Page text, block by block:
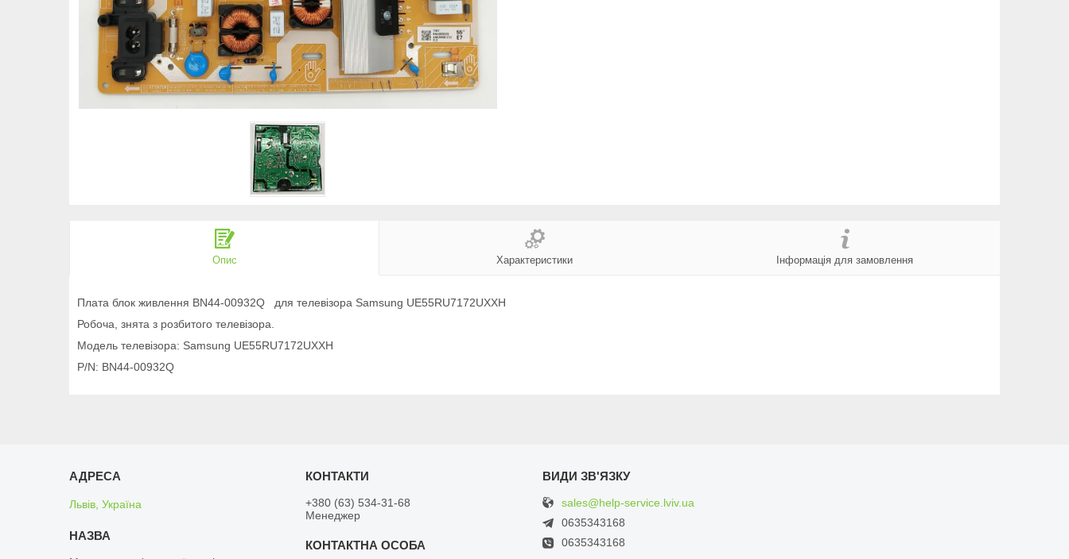
Опис Характеристики Інформація для замовлення
Плата блок живлення BN44-00932Q для телевізора Samsung UE55RU7172UXXH
Робоча, знята з розбитого телевізора.
Модель телевізора: Samsung UE55RU7172UXXH
P/N: BN44-00932Q
Львів, Україна
+380 (63) 534-31-68
Менеджер
sales@help-service.lviv.ua
0635343168
0635343168